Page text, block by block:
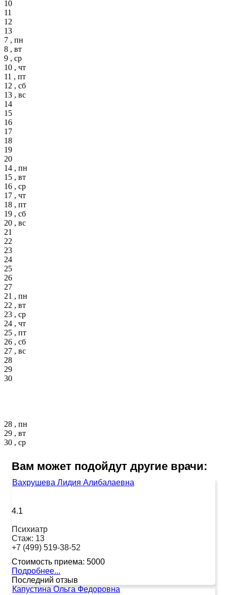
10
11
12
13
7 , пн
8 , вт
9 , ср
10 , чт
11 , пт
12 , сб
13 , вс
14
15
16
17
18
19
20
14 , пн
15 , вт
16 , ср
17 , чт
18 , пт
19 , сб
20 , вс
21
22
23
24
25
26
27
21 , пн
22 , вт
23 , ср
24 , чт
25 , пт
26 , сб
27 , вс
28
29
30
28 , пн
29 , вт
30 , ср
Вам может подойдут другие врачи:
Вахрушева Лидия Алибалаевна
4.1
Психиатр
Стаж: 13
+7 (499) 519-38-52
Стоимость приема: 5000
Подробнее...
Последний отзыв
Капустина Ольга Федоровна